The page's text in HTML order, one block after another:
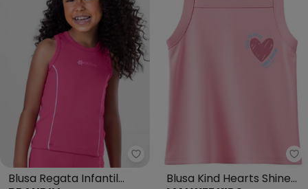
Blusa Regata Infantil
Blusa Kind Hearts Shine